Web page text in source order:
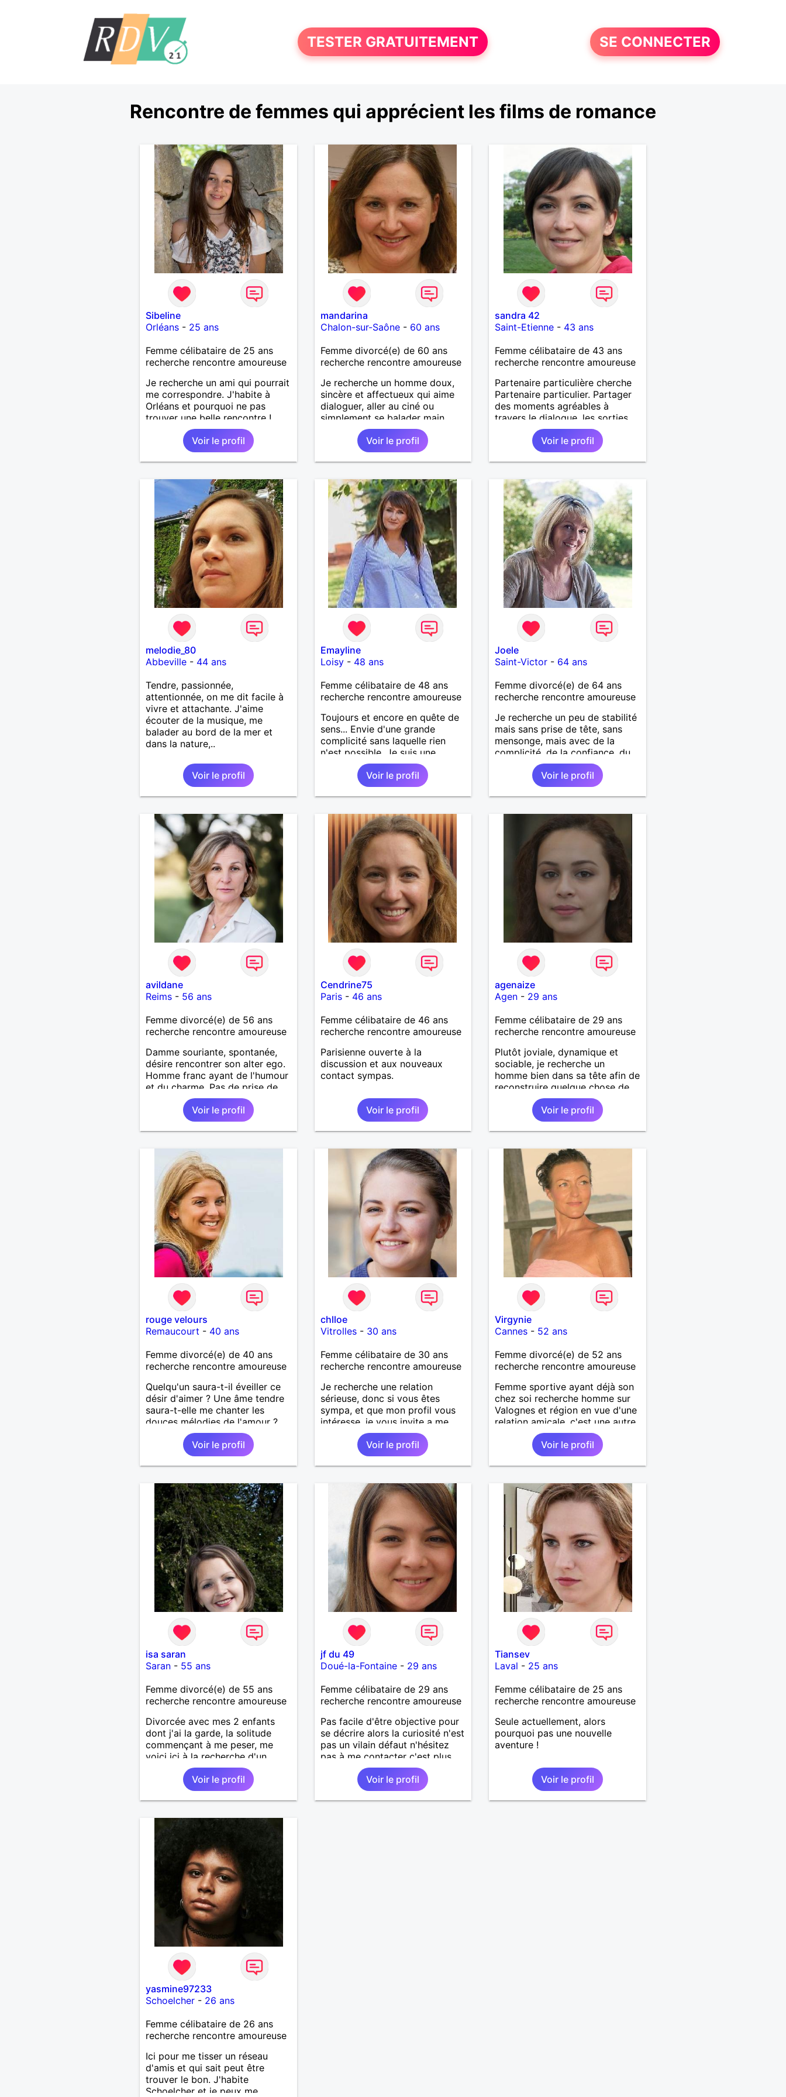
TESTER GRATUITEMENT SE CONNECTER
Rencontre de femmes qui apprécient les films de romance
Sibeline
Orléans- 25 ans
Femme célibataire de 25 ans
recherche rencontre amoureuse
Je recherche un ami qui pourrait
me correspondre. J'habite à
Orléans et pourquoi ne pas
trouver une belle rencontre !
Voir le profil
mandarina
Chalon-sur-Saône- 60 ans
Femme divorcé(e) de 60 ans
recherche rencontre amoureuse
Je recherche un homme doux,
sincère et affectueux qui aime
dialoguer, aller au ciné ou
simplement se balader main
dans la main, la vie est courte
profitons-en.Voir le profil
sandra 42
Saint-Etienne - 43 ans
Femme célibataire de 43 ans
recherche rencontre amoureuse
Partenaire particulière cherche
Partenaire particulier. Partager
des moments agréables à
travers le dialogue, les sorties,
les balades etc. Une amitié dans
un premier temps. Je cherche
juste un homme simple, sincère,
complice.
Voir le profil
melodie_80
Abbeville- 44 ans
Tendre, passionnée,
attentionnée, on me dit facile à
vivre et attachante. J'aime
écouter de la musique, me
balader au bord de la mer et
dans la nature,..
Voir le profil
Emayline
Loisy- 48 ans
Femme célibataire de 48 ans
recherche rencontre amoureuse
Toujours et encore en quête de
sens... Envie d'une grande
complicité sans laquelle rien
n'est possible. Je suis une
femme pas difficile et je sais
m'engager à fond dans ce que
j'entreprends.
Voir le profil
Joele
Saint-Victor - 64 ans
Femme divorcé(e) de 64 ans
recherche rencontre amoureuse
Je recherche un peu de stabilité
mais sans prise de tête, sans
mensonge, mais avec de la
complicité, de la confiance, du
naturel et beaucoup d'amour.
Voir le profil
avildane
Reims- 56 ans
Femme divorcé(e) de 56 ans
recherche rencontre amoureuse
Damme souriante, spontanée,
désire rencontrer son alter ego.
Homme franc ayant de l'humour
et du charme. Pas de prise de
tête, que du bonheur. Si vous
vous reconnaissez, faites-moi
un petit signe.
Voir le profil
Cendrine75
Paris- 46 ans
Femme célibataire de 46 ans
recherche rencontre amoureuse
Parisienne ouverte à la
discussion et aux nouveaux
contact sympas.
Voir le profil
agenaize
Agen - 29 ans
Femme célibataire de 29 ans
recherche rencontre amoureuse
Plutôt joviale, dynamique et
sociable, je recherche un
homme bien dans sa tête afin de
reconstruire quelque chose de
Voir le profil
rouge velours
Remaucourt - 40 ans
Femme divorcé(e) de 40 ans
recherche rencontre amoureuse
Quelqu'un saura-t-il éveiller ce
désir d'aimer ? Une âme tendre
saura-t-elle me chanter les
douces mélodies de l'amour ?
Je ne rêve pas trop mais j'y
crois. La vie est faite
d'expérience et chacune nous
grandie de plus en plus.
Voir le profil
chlloe
Vitrolles- 30 ans
Femme célibataire de 30 ans
recherche rencontre amoureuse
Je recherche une relation
sérieuse, donc si vous êtes
sympa, et que mon profil vous
intéresse, je vous invite a me
découvrir.
Voir le profil
Virgynie
Cannes - 52 ans
Femme divorcé(e) de 52 ans
recherche rencontre amoureuse
Femme sportive ayant déjà son
chez soi recherche homme sur
Valognes et région en vue d'une
relation amicale, c'est une autre
histoire mais why not !
Voir le profil
isa saran
Saran- 55 ans
Femme divorcé(e) de 55 ans
recherche rencontre amoureuse
Divorcée avec mes 2 enfants
dont j'ai la garde, la solitude
commençant à me peser, me
voici ici à la recherche d'un
homme respectueux.
Voir le profil
jf du 49
Doué-la-Fontaine- 29 ans
Femme célibataire de 29 ans
recherche rencontre amoureuse
Pas facile d'être objective pour
se décrire alors la curiosité n'est
pas un vilain défaut n'hésitez
pas à me contacter c'est plus
sympa pour faire connaissance.
Voir le profil
Tiansev
Laval - 25 ans
Femme célibataire de 25 ans
recherche rencontre amoureuse
Seule actuellement, alors
pourquoi pas une nouvelle
aventure !
Voir le profil
yasmine97233
Schoelcher- 26 ans
Femme célibataire de 26 ans
recherche rencontre amoureuse
Ici pour me tisser un réseau
d'amis et qui sait peut être
trouver le bon. J'habite
Schoelcher et je peux me